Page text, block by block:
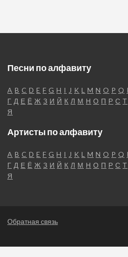
Песни по алфавиту
A B C D E F G H I J K L M N O P Q
Г Д Е Ё Ж З И Й К Л М Н О П Р С Т
Я
Артисты по алфавиту
A B C D E F G H I J K L M N O P Q
Г Д Е Ё Ж З И Й К Л М Н О П Р С Т
Я
Обратная связь